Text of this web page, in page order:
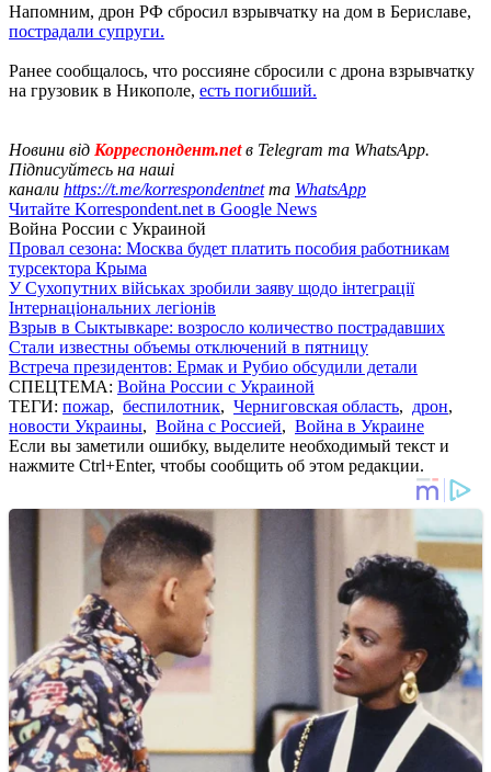
Напомним, дрон РФ сбросил взрывчатку на дом в Бериславе,
пострадали супруги.
Ранее сообщалось, что россияне сбросили с дрона взрывчатку
на грузовик в Никополе, есть погибший.
Новини від Корреспондент.netв Telegram та WhatsApp.
Підписуйтесь на наші
канали https://t.me/korrespondentnetта WhatsApp
Читайте Korrespondent.net в Google News
Война России с Украиной
Провал сезона: Москва будет платить пособия работникам
турсектора Крыма
У Сухопутних військах зробили заяву щодо інтеграції
Інтернаціональних легіонів
Взрыв в Сыктывкаре: возросло количество пострадавших
Стали известны объемы отключений в пятницу
Встреча президентов: Ермак и Рубио обсудили детали
СПЕЦТЕМА: Война России с Украиной
ТЕГИ: пожар, беспилотник, Черниговская область, дрон,
новости Украины, Война с Россией, Война в Украине
Если вы заметили ошибку, выделите необходимый текст и
нажмите Ctrl+Enter, чтобы сообщить об этом редакции.